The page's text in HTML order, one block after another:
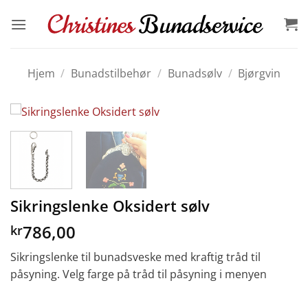
Hjem / Bunadstilbehør / Bunadsølv / Bjørgvin
Sikringslenke Oksidert sølv
kr786,00
Sikringslenke til bunadsveske med kraftig tråd til
påsyning. Velg farge på tråd til påsyning i menyen